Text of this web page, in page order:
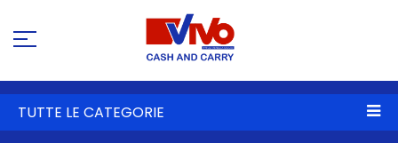
TUTTE LE CATEGORIE